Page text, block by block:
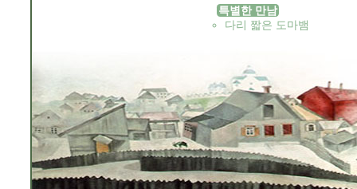
특별한 만남
다리 짧은 도마뱀